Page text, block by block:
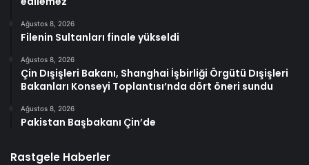
Ağustos 8, 2026
Filenin Sultanları finale yükseldi
Ağustos 8, 2026
Çin Dışişleri Bakanı, Shanghai İşbirliği Örgütü Dışişleri
Bakanları Konseyi Toplantısı’nda dört öneri sundu
Ağustos 8, 2026
Pakistan Başbakanı Çin’de
Rastgele Haberler